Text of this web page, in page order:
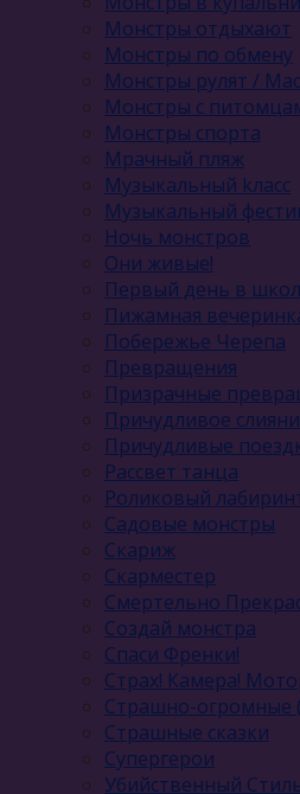
Монстры отдыхают
Монстры по обмену
Монстры рулят /
Монстры с
Монстры спорта
Мрачный пляж
Музыкальный kласс
Музыкальный
Ночь монстров
Они живые!
Первый день в
Пижамная
Побережье Черепа
Превращения
Призрачные
Причудливое
Причудливые
Рассвет танца
Роликовый
Садовые монстры
Скариж
Скарместер
Смертельно
Создай монстра
Спаси Френки!
Страх! Камера!
Страшно-огромные
Страшные сказки
Супергерои
Убийственный